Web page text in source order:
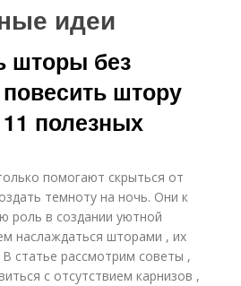
идеи
шторы без
штору
полезных
помогают скрыться от
темноту на ночь. Они к
роль в создании уютной
наслаждаться шторами , их
статье рассмотрим советы ,
с отсутствием карнизов ,